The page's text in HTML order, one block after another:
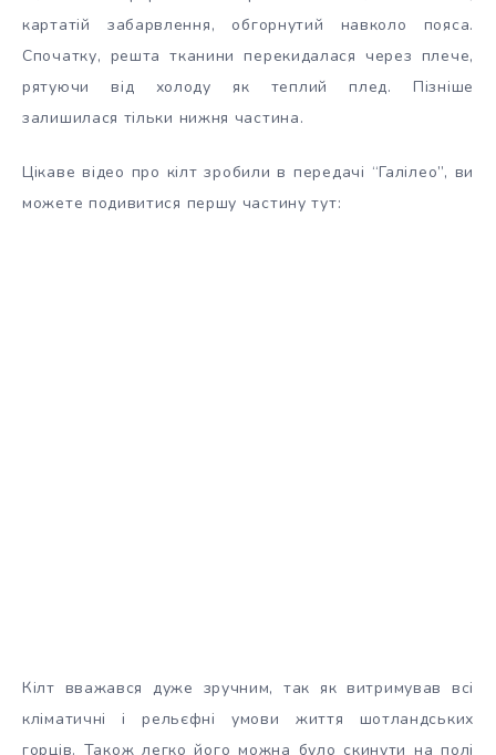
картатій забарвлення, обгорнутий навколо пояса.
Спочатку, решта тканини перекидалася через плече,
рятуючи від холоду як теплий плед. Пізніше
залишилася тільки нижня частина.
Цікаве відео про кілт зробили в передачі “Галілео”, ви
можете подивитися першу частину тут:
Кілт вважався дуже зручним, так як витримував всі
кліматичні і рельєфні умови життя шотландських
горців. Також легко його можна було скинути на полі